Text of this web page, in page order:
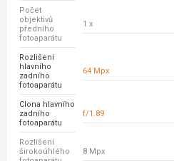
Počet
objektivů
předního
fotoaparátu
1 x
Rozlišení
hlavního
zadního
fotoaparátu
64 Mpx
Clona hlavního
zadního
fotoaparátu
f/1.89
Rozlišení
širokoúhlého
8 Mpx